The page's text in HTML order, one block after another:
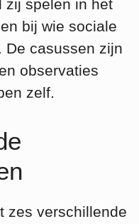
zij spelen in het
bij wie sociale
De casussen zijn
observaties
zelf.
zes verschillende